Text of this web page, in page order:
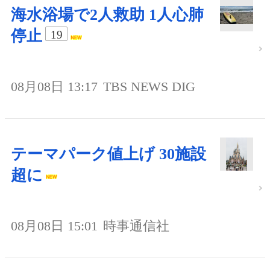
海水浴場で2人救助 1人心肺
停止
19
08月08日 13:17 TBS NEWS DIG
テーマパーク値上げ 30施設
超に
08月08日 15:01 時事通信社